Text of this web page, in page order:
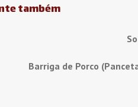
também
Barriga de Porco